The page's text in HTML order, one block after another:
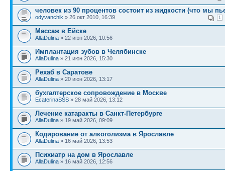
человек из 90 процентов состоит из жидкости (что мы
1
odyvanchik » 26 окт 2010, 16:39
Массаж в Ейске
AllaDulina » 22 июн 2026, 10:56
Имплантация зубов в Челябинске
AllaDulina » 21 июн 2026, 15:30
Рехаб в Саратове
AllaDulina » 20 июн 2026, 13:17
бухгалтерское сопровождение в Москве
EcaterinaSSS » 28 май 2026, 13:12
Лечение катаракты в Санкт-Петербурге
AllaDulina » 19 май 2026, 09:09
Кодирование от алкоголизма в Ярославле
AllaDulina » 16 май 2026, 13:53
Психиатр на дом в Ярославле
AllaDulina » 16 май 2026, 12:56